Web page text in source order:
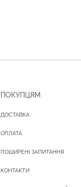
ПОКУПЦЯМ
ДОСТАВКА
ОПЛАТА
ПОШИРЕНІ ЗАПИТАННЯ
КОНТАКТИ